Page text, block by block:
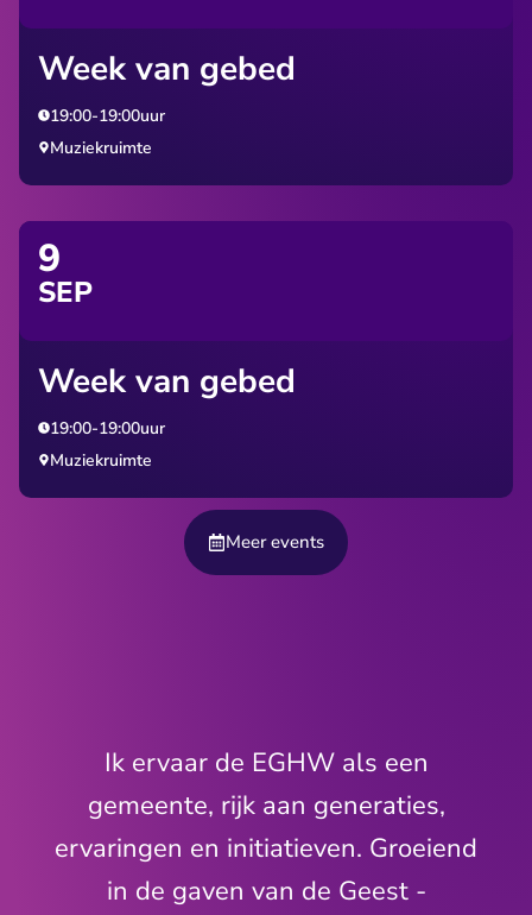
Week van gebed
19:00-19:00uur
Muziekruimte
9
SEP
Week van gebed
19:00-19:00uur
Muziekruimte
Meer events
Ik ervaar de EGHW als een
gemeente, rijk aan generaties,
ervaringen en initiatieven.
in de gaven van de Geest -